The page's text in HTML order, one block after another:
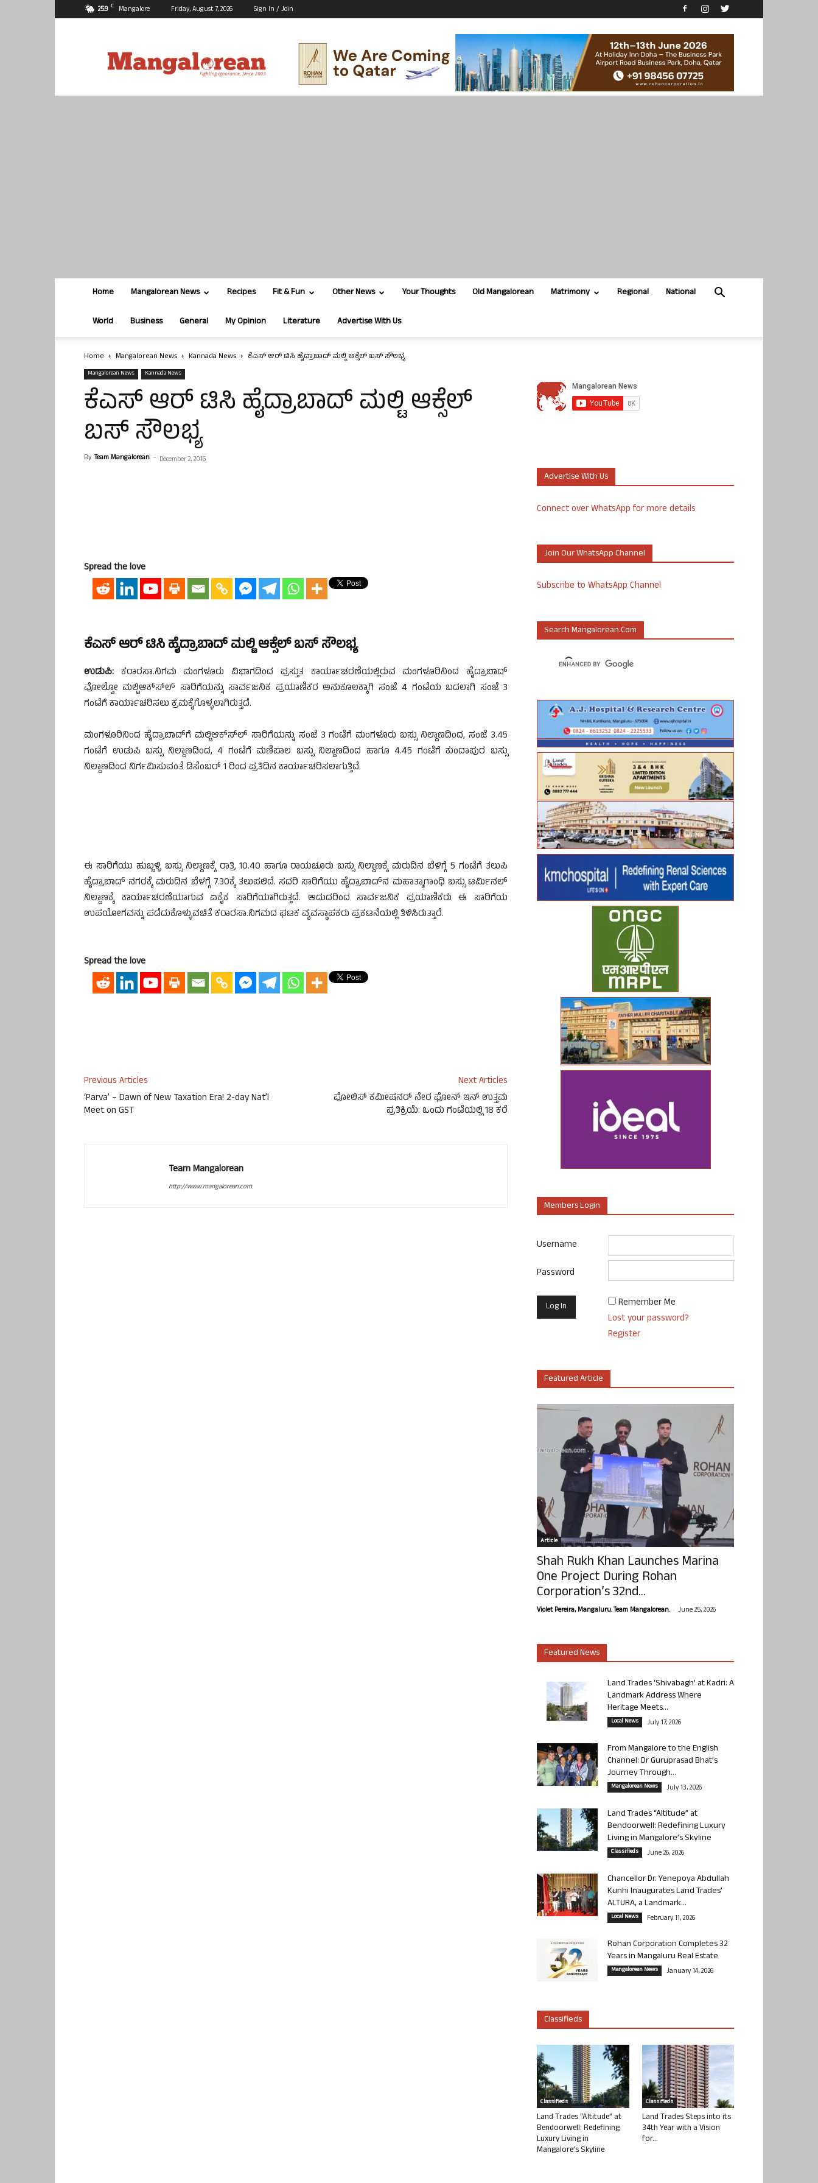
25.9 C Mangalore Friday, August 7, 2026 Sign In / Join
Home Mangalorean News Recipes Fit & Fun Other News Your Thoughts Old Mangalorean Matrimony Regional National
World Business General My Opinion Literature Advertise With Us
Home Mangalorean News Kannada News ಕೆಎಸ್ ಆರ್ ಟಿಸಿ ಹೈದ್ರಾಬಾದ್ ಮಲ್ಟಿ ಆಕ್ಸೆಲ್ ಬಸ್ ಸೌಲಭ್ಯ
Mangalorean News Kannada News
ಕೆಎಸ್ ಆರ್ ಟಿಸಿ ಹೈದ್ರಾಬಾದ್ ಮಲ್ಟಿ ಆಕ್ಸೆಲ್
ಬಸ್ ಸೌಲಭ್ಯ
By Team Mangalorean - December 2, 2016
Spread the love
ಕೆಎಸ್ ಆರ್ ಟಿಸಿ ಹೈದ್ರಾಬಾದ್ ಮಲ್ಟಿ ಆಕ್ಸೆಲ್ ಬಸ್ ಸೌಲಭ್ಯ
ಉಡುಪಿ: ಕರಾರಸಾ.ನಿಗಮ ಮಂಗಳೂರು ವಿಭಾಗದಿಂದ ಪ್ರಸ್ತುತ ಕಾರ್ಯಾಚರಣೆಯಲ್ಲಿರುವ ಮಂಗಳೂರಿನಿಂದ ಹೈದ್ರಾಬಾದ್
ವೋಲ್ವೋ ಮಲ್ಟಿಆಕ್ಸ್‍ಲ್ ಸಾರಿಗೆಯನ್ನು ಸಾರ್ವಜನಿಕ ಪ್ರಯಾಣಿಕರ ಅನುಕೂಲಕ್ಕಾಗಿ ಸಂಜೆ 4 ಗಂಟೆಯ ಬದಲಾಗಿ ಸಂಜೆ 3
ಗಂಟೆಗೆ ಕಾರ್ಯಾಚರಿಸಲು ಕ್ರಮಕೈಗೊಳ್ಳಲಾಗಿರುತ್ತದೆ.
ಮಂಗಳೂರಿನಿಂದ ಹೈದ್ರಾಬಾದ್‍ಗೆ ಮಲ್ಟಿಆಕ್ಸ್‍ಲ್ ಸಾರಿಗೆಯನ್ನು ಸಂಜೆ 3 ಗಂಟೆಗೆ ಮಂಗಳೂರು ಬಸ್ಸು ನಿಲ್ದಾಣದಿಂದ, ಸಂಜೆ 3.45
ಗಂಟೆಗೆ ಉಡುಪಿ ಬಸ್ಸು ನಿಲ್ದಾಣದಿಂದ, 4 ಗಂಟೆಗೆ ಮಣಿಪಾಲ ಬಸ್ಸು ನಿಲ್ದಾಣದಿಂದ ಹಾಗೂ 4.45 ಗಂಟೆಗೆ ಕುಂದಾಪುರ ಬಸ್ಸು
ನಿಲ್ದಾಣದಿಂದ ನಿರ್ಗಮಿಸುವಂತೆ ಡಿಸೆಂಬರ್ 1 ರಿಂದ ಪ್ರತಿದಿನ ಕಾರ್ಯಾಚರಿಸಲಾಗುತ್ತಿದೆ.
ಈ ಸಾರಿಗೆಯು ಹುಬ್ಬಳ್ಳಿ ಬಸ್ಸು ನಿಲ್ದಾಣಕ್ಕೆ ರಾತ್ರಿ 10.40 ಹಾಗೂ ರಾಯಚೂರು ಬಸ್ಸು ನಿಲ್ದಾಣಕ್ಕೆ ಮರುದಿನ ಬೆಳಿಗ್ಗೆ 5 ಗಂಟೆಗೆ ತಲುಪಿ
ಹೈದ್ರಾಬಾದ್ ನಗರಕ್ಕೆ ಮರುದಿನ ಬೆಳಗ್ಗೆ 7.30ಕ್ಕೆ ತಲುಪಲಿದೆ. ಸದರಿ ಸಾರಿಗೆಯು ಹೈದ್ರಾಬಾದ್‍ನ ಮಹಾತ್ಮಾಗಾಂಧಿ ಬಸ್ಸು ಟರ್ಮಿನಲ್
ನಿಲ್ದಾಣಕ್ಕೆ ಕಾರ್ಯಾಚರಣೆಯಾಗುವ ಏಕೈಕ ಸಾರಿಗೆಯಾಗಿರುತ್ತದೆ. ಆದುದರಿಂದ ಸಾರ್ವಜನಿಕ ಪ್ರಯಾಣಿಕರು ಈ ಸಾರಿಗೆಯ
ಉಪಯೋಗವನ್ನು ಪಡೆದುಕೊಳ್ಳುವಚಿತೆ ಕರಾರಸಾ.ನಿಗಮದ ಘಟಕ ವ್ಯವಸ್ಥಾಪಕರು ಪ್ರಕಟನೆಯಲ್ಲಿ ತಿಳಿಸಿರುತ್ತಾರೆ.
Spread the love
Previous Articles
‘Parva’ – Dawn of New Taxation Era! 2-day Nat’l
Meet on GST
Next Articles
ಪೋಲಿಸ್ ಕಮೀಷನರ್ ನೇರ ಫೋನ್ ಇನ್ ಉತ್ತಮ
ಪ್ರತಿಕ್ರಿಯೆ: ಒಂದು ಗಂಟೆಯಲ್ಲಿ 18 ಕರೆ
Team Mangalorean
http://www.mangalorean.com
Advertise With Us
Connect over WhatsApp for more details
Join Our WhatsApp Channel
Subscribe to WhatsApp Channel
Search Mangalorean.com
Members Login
Username
Password
Remember Me
Lost your password?
Register
Featured Article
Article
Shah Rukh Khan Launches Marina
One Project During Rohan
Corporation’s 32nd...
Violet Pereira, Mangaluru. Team Mangalorean. - June 25, 2026
Featured News
Land Trades ‘Shivabagh’ at Kadri: A
Landmark Address Where
Heritage Meets...
Local News July 17, 2026
From Mangalore to the English
Channel: Dr Guruprasad Bhat’s
Journey Through...
Mangalorean News July 13, 2026
Land Trades “Altitude” at
Bendoorwell: Redefining Luxury
Living in Mangalore’s Skyline
Classifieds June 26, 2026
Chancellor Dr. Yenepoya Abdullah
Kunhi Inaugurates Land Trades’
ALTURA, a Landmark...
Local News February 11, 2026
Rohan Corporation Completes 32
Years in Mangaluru Real Estate
Mangalorean News January 14, 2026
Classifieds
Classifieds
Land Trades “Altitude” at
Bendoorwell: Redefining
Luxury Living in
Mangalore’s Skyline
Classifieds
Land Trades Steps into its
34th Year with a Vision
for...